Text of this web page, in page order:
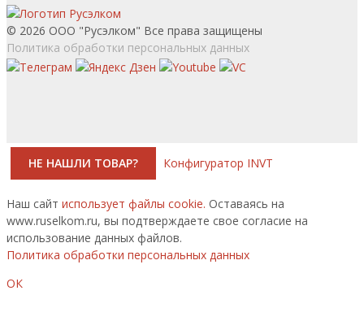
© 2026 ООО "Русэлком" Все права защищены
Политика обработки персональных данных
НЕ НАШЛИ ТОВАР? Конфигуратор INVT
Наш сайт использует файлы cookie. Оставаясь на
www.ruselkom.ru, вы подтверждаете свое согласие на
использование данных файлов.
Политика обработки персональных данных
ОК